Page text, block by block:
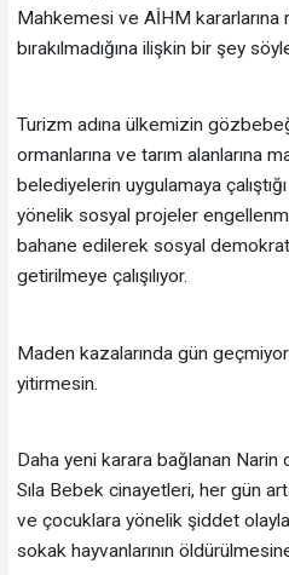
Mahkemesi ve AİHM
bırakılmadığına ilişkin bir şey
Turizm adına ülkemizin gözbebeği
ormanlarına ve tarım alanlarına
belediyelerin uygulamaya
yönelik sosyal projeler
bahane edilerek sosyal
getirilmeye çalışılıyor.
Maden kazalarında gün
yitirmesin.
Daha yeni karara bağlanan Narin
Sıla Bebek cinayetleri, her gün
ve çocuklara yönelik şiddet
sokak hayvanlarının